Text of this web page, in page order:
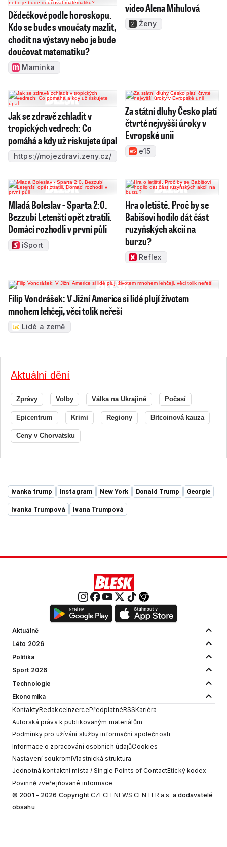
Dědečkové podle horoskopu.
Kdo se bude s vnoučaty mazlit,
chodit na výstavy nebo je bude
doučovat matematiku?
Maminka
video Alena Mihulová
Ženy
Jak se zdravě zchladit v
tropických vedrech: Co
pomáhá a kdy už riskujete úpal
https://mojezdravi.zeny.cz/
Za státní dluhy Česko platí
čtvrté nejvyšší úroky v
Evropské unii
e15
Mladá Boleslav - Sparta 2:0.
Bezzubí Letenští opět ztratili.
Domácí rozhodli v první půli
iSport
Hra o letiště. Proč by se
Babišovi hodilo dát část
ruzyňských akcií na
burzu?
Reflex
Filip Vondrášek: V Jižní Americe si lidé plují životem
mnohem lehčeji, věci tolik neřeší
Lidé a země
Aktuální dění
Zprávy Volby Válka na Ukrajině Počasí
Epicentrum Krimi Regiony Bitcoinová kauza
Ceny v Chorvatsku
ivanka trump Instagram New York Donald Trump Georgie
Ivanka Trumpová Ivana Trumpová
Aktuálně
Léto 2026
Politika
Sport 2026
Technologie
Ekonomika
KontaktyRedakceInzercePředplatnéRSSKariéra
Autorská práva k publikovaným materiálům
Podmínky pro užívání služby informační společnosti
Informace o zpracování osobních údajůCookies
Nastavení soukromíVlastnická struktura
Jednotná kontaktní místa / Single Points of ContactEtický kodex
Povinně zveřejňované informace
© 2001 - 2026 Copyright CZECH NEWS CENTER a.s. a dodavatelé
obsahu